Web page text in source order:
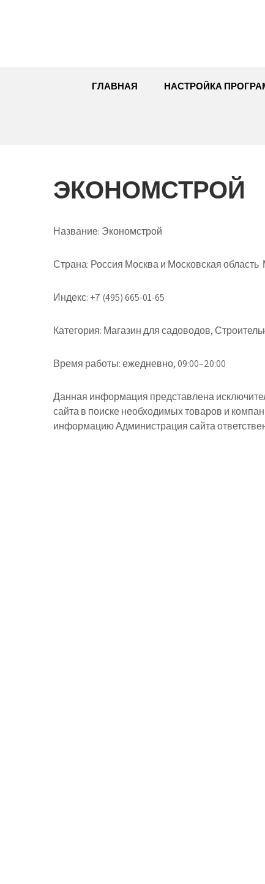
ГЛАВНАЯ НАСТРОЙКА
ЭКОНОМСТРОЙ
Название: Экономстрой
Страна: Россия Москва и Московская область
Индекс: +7 (495) 665-01-65
Категория: Магазин для садоводов,
Время работы:ежедневно, 09:00–20:00
Данная информация представлена
сайта в поиске необходимых товаров и
информацию Администрация сайта